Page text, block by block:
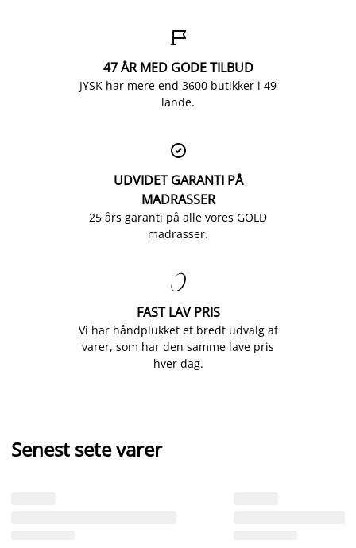

47 ÅR MED GODE TILBUD
JYSK har mere end 3600 butikker i 49
lande.

UDVIDET GARANTI PÅ
MADRASSER
25 års garanti på alle vores GOLD
madrasser.

FAST LAV PRIS
Vi har håndplukket et bredt udvalg af
varer, som har den samme lave pris
hver dag.
Senest sete varer